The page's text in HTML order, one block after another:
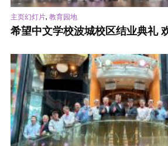
主页幻灯片, 教育园地
希望中文学校波城校区结业典礼